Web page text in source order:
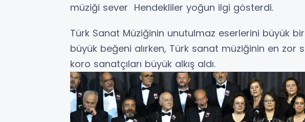
müziği sever Hendekliler yoğun ilgi gösterdi.
Türk Sanat Müziğinin unutulmaz eserlerini büyük
büyük beğeni alırken, Türk sanat müziğinin en zor
koro sanatçıları büyük alkış aldı.